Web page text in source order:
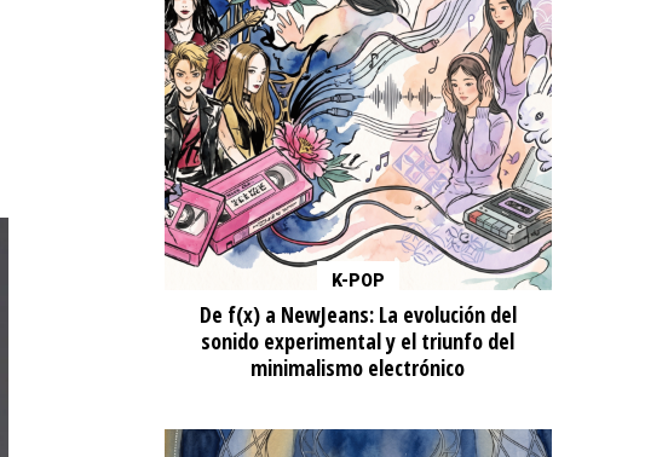
K-POP
De f(x) a NewJeans: La evolución del
sonido experimental y el triunfo del
minimalismo electrónico